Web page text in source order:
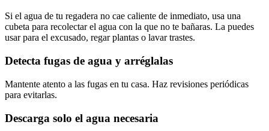
Si el agua de tu regadera no cae caliente de inmediato, usa una
cubeta para recolectar el agua con la que no te bañaras. La puedes
usar para el excusado, regar plantas o lavar trastes.
Detecta fugas de agua y arréglalas
Mantente atento a las fugas en tu casa. Haz revisiones periódicas
para evitarlas.
Descarga solo el agua necesaria